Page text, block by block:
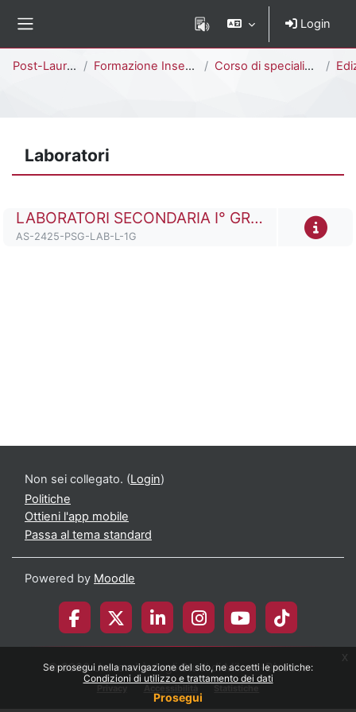
Se prosegui nella navigazione del sito, ne accetti le politiche:
Condizioni di utilizzo e trattamento dei dati
Prosegui
x
Login
Post-Laurea Formazione Insegnanti Corso di specializzazione per il sostegno agli alunni con disabilità
Laboratori
Titolo del corso LABORATORI SECONDARIA I° GRADO
Codice identificativo del corso
AS-2425-PSG-LAB-L-1G
Non sei collegato. (Login)
Politiche
Ottieni l'app mobile
Passa al tema standard
Powered by Moodle
© 2026 Università degli Studi di Milano-Bicocca